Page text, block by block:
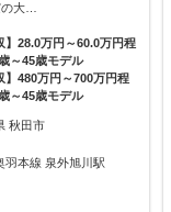
の大…
】28.0万円～60.0万円程
～45歳モデル
】480万円～700万円程
～45歳モデル
秋田市
羽本線 泉外旭川駅